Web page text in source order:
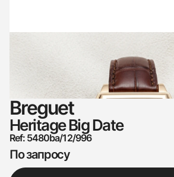
Breguet
Heritage Big Date
Ref: 5480ba/12/996
По запросу